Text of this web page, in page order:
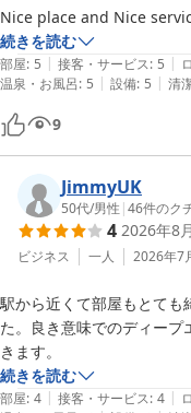
横浜マンダリンホテル
フロント
横浜マンダリンホテル
2026-07-11
Nice place and Nice
続きを読む
部屋: 5 | 接客・サービス: 5 |
温泉・お風呂: 5 | 設備: 5 | 清
9
JimmyUK
50代/男性 |46件のク
4 2026年8
ビジネス 一人 2026年7
駅から近くて部屋もとても
た。良き意味でのディー
きます。
続きを読む
部屋: 4 | 接客・サービス: 4 |